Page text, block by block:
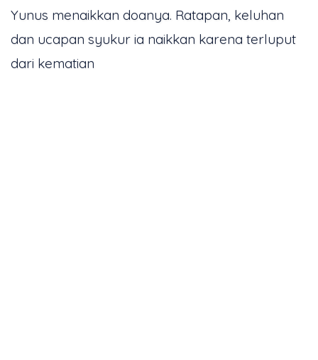
Yunus menaikkan doanya. Ratapan, keluhan
dan ucapan syukur ia naikkan karena terluput
dari kematian